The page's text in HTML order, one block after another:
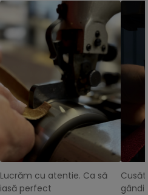
Lucrăm cu atentie. Ca să
iasă perfect